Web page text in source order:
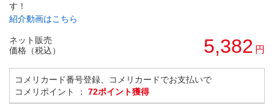
す！
紹介動画はこちら
ネット販売
価格（税込）
5,382 円
コメリカード番号登録、コメリカードでお支払いで
コメリポイント ： 72ポイント獲得